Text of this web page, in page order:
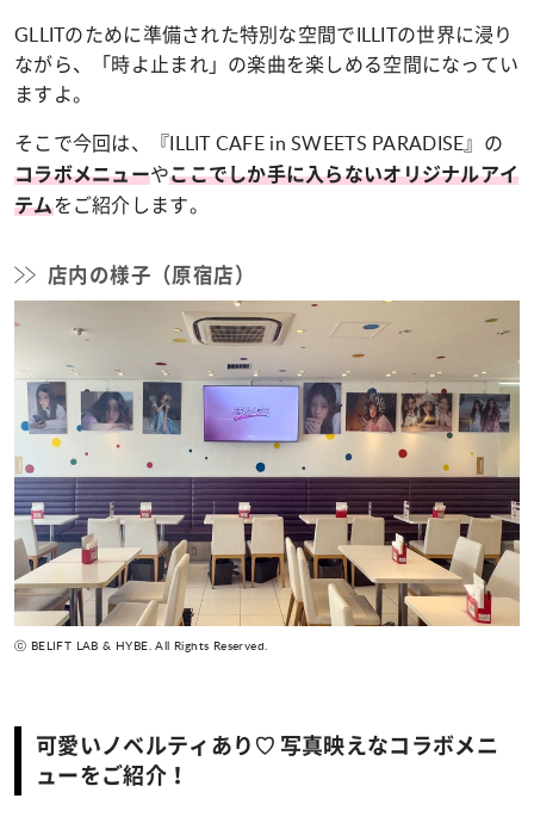
GLLITのために準備された特別な空間でILLITの世界に浸り
ながら、「時よ止まれ」の楽曲を楽しめる空間になってい
ますよ。
そこで今回は、『ILLIT CAFE in SWEETS PARADISE』の
コラボメニューやここでしか手に入らないオリジナルアイ
テムをご紹介します。
店内の様子（原宿店）
ⓒ BELIFT LAB & HYBE. All Rights Reserved.
可愛いノベルティあり♡ 写真映えなコラボメニ
ューをご紹介！